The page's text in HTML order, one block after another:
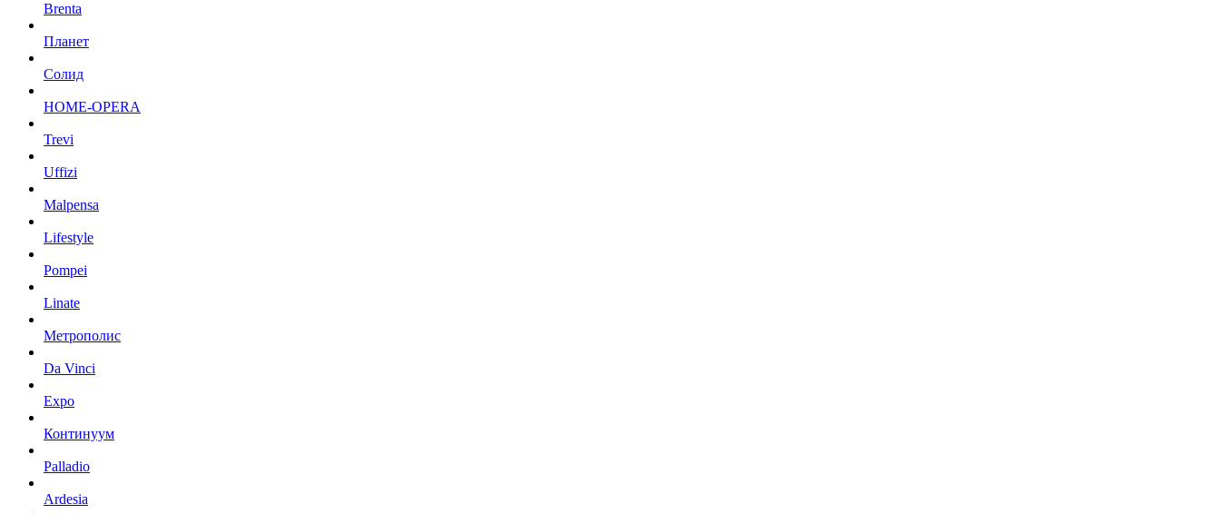
Brenta
Планет
Солид
HOME-OPERA
Trevi
Uffizi
Malpensa
Lifestyle
Pompei
Linate
Метрополис
Da Vinci
Expo
Континуум
Palladio
Ardesia